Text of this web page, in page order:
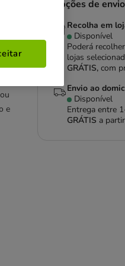
e
Opções de envio
Recolha em
Disponível
Poderá
lojas
GRÁTIS,com
Envio ao
Disponível
Entrega entre
GRÁTIS a